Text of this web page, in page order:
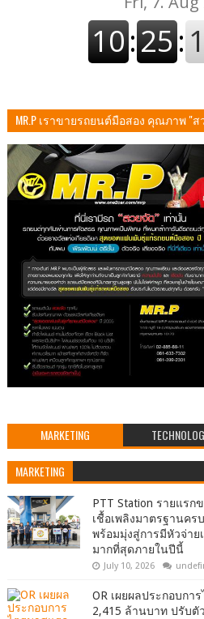
MR.P เราขายรถยนต์มือสอง คุณภาพ "
MARKETING
MARKETING
PTT Station รายแร
เชื้อเพลิงมาตรฐานคร
พร้อมมุ่งสู่การมีหัวจ่าย
มากที่สุดภายในปีนี้
July 10, 2026
OR เผยผลประกอบกา
2,415 ล้านบาท ปรับตั